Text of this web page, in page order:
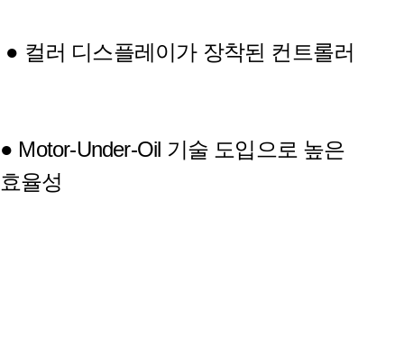
● 컬러 디스플레이가 장착된 컨트롤러
● Motor-Under-Oil 기술 도입으로 높은
효율성